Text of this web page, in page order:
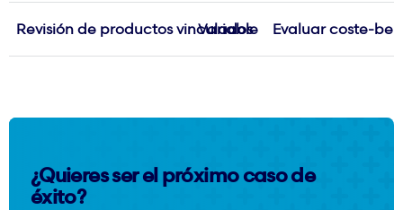
Revisión de productos vinculados
Variable Evaluar coste-
¿Quieres ser el próximo caso de
éxito?